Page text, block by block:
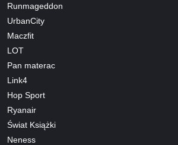
Runmageddon
UrbanCity
Maczfit
LOT
Pan materac
Link4
Hop Sport
Ryanair
Świat Książki
Neness